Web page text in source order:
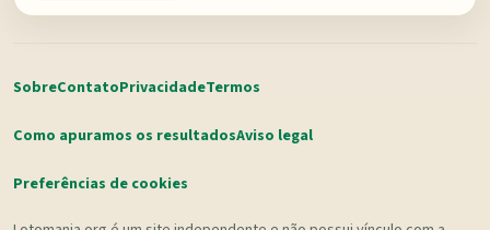
SobreContatoPrivacidadeTermos
Como apuramos os resultadosAviso legal
Preferências de cookies